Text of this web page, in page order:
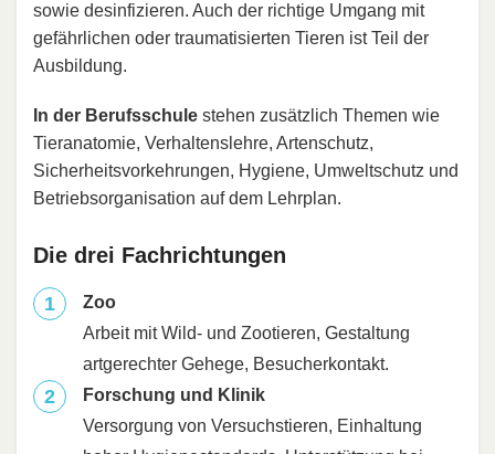
sowie desinfizieren. Auch der richtige Umgang mit
gefährlichen oder traumatisierten Tieren ist Teil der
Ausbildung.
In der Berufsschule stehen zusätzlich Themen wie
Tieranatomie, Verhaltenslehre, Artenschutz,
Sicherheitsvorkehrungen, Hygiene, Umweltschutz und
Betriebsorganisation auf dem Lehrplan.
Die drei Fachrichtungen
Zoo
Arbeit mit Wild- und Zootieren, Gestaltung
artgerechter Gehege, Besucherkontakt.
Forschung und Klinik
Versorgung von Versuchstieren, Einhaltung